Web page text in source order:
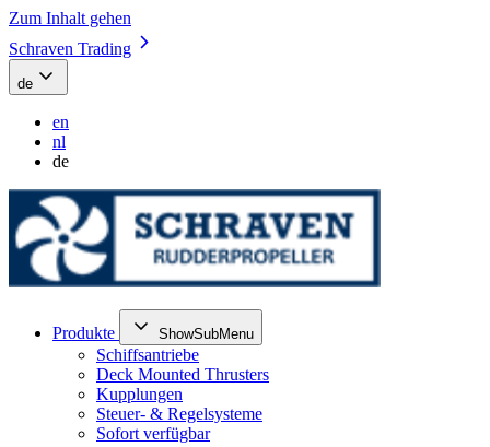
Zum Inhalt gehen
Schraven Trading
de
en
nl
de
Produkte ShowSubMenu
Schiffsantriebe
Deck Mounted Thrusters
Kupplungen
Steuer- & Regelsysteme
Sofort verfügbar